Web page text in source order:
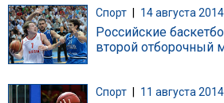
Спорт 14 августа 2014
Российские
второй отборочный
Спорт 11 августа 2014